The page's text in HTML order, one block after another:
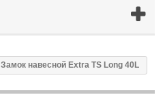
Замок навесной Extra TS Long 40L